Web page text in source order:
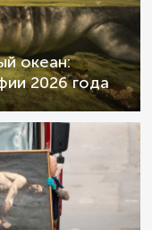
океан:
2026 года